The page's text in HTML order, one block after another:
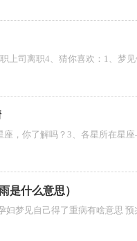
司离职4、猜你喜欢：1、梦
你了解吗？3、各星所在星座
是什么意思）
梦见自己得了重病有啥意思 预